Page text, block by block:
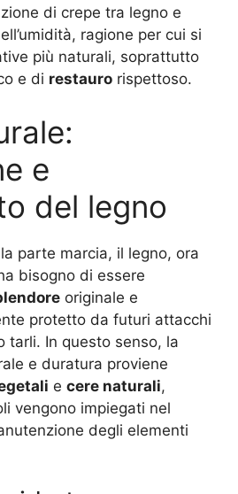
di crepe tra legno e
ragione per cui si
più naturali, soprattutto
e di restauro rispettoso.
e
del legno
parte marcia, il legno, ora
bisogno di essere
originale e
protetto da futuri attacchi
tarli. In questo senso, la
e duratura proviene
e cere naturali,
vengono impiegati nel
degli elementi